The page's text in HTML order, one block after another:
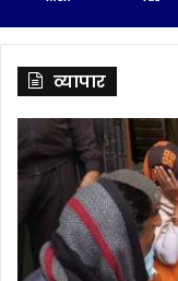
व्यापार